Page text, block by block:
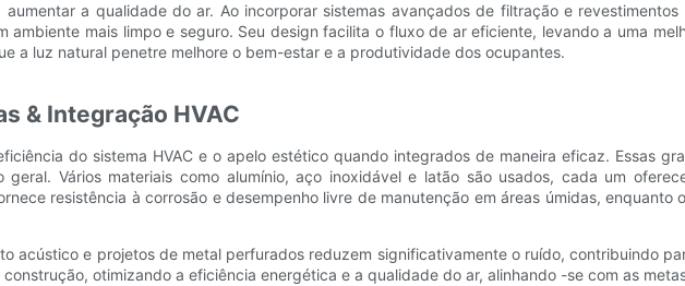
a qualidade do ar. Ao incorporar sistemas avançados de filtração e
ambiente mais limpo e seguro. Seu design facilita o fluxo de ar eficiente, levando a uma
a luz natural penetre melhore o bem-estar e a produtividade dos ocupantes.
& Integração HVAC
do sistema HVAC e o apelo estético quando integrados de maneira eficaz. Essas
Vários materiais como alumínio, aço inoxidável e latão são usados, cada um
resistência à corrosão e desempenho livre de manutenção em áreas úmidas, enquanto
acústico e projetos de metal perfurados reduzem significativamente o ruído, contribuindo
otimizando a eficiência energética e a qualidade do ar, alinhando -se com as